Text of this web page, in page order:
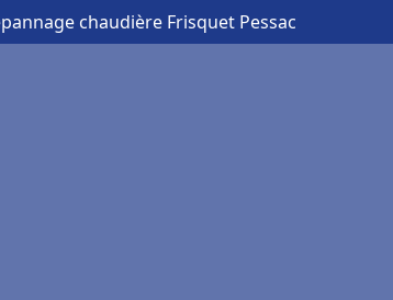
chaudière Frisquet Pessac